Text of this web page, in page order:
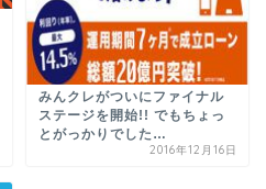
みんクレがついにファイナル
ステージを開始!! でもちょっ
とがっかりでした…
2016年12月16日